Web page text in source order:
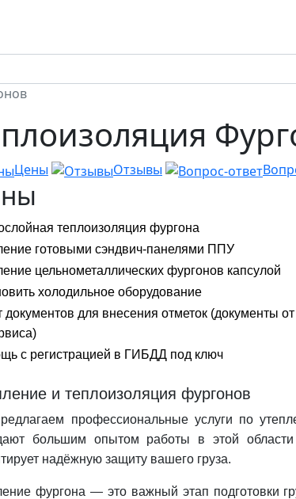
Цены Отзывы
теплоизоляция фургона
готовыми сэндвич-панелями ППУ
цельнометаллических фургонов капсулой
холодильное оборудование
документов для внесения отметок (документы
с регистрацией в ГИБДД под ключ
и теплоизоляция фургонов
профессиональные услуги по
большим опытом работы в этой
надёжную защиту вашего груза.
фургона — это важный этап подготовки